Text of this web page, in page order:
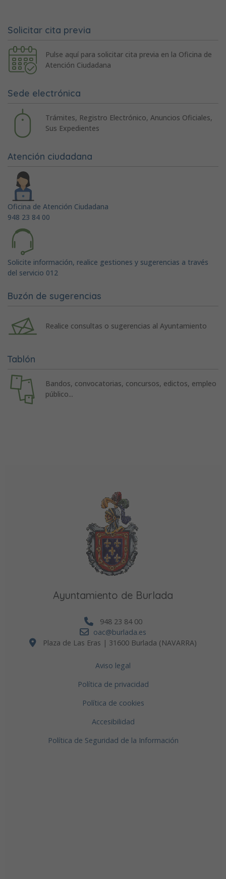
Solicitar cita previa
Pulse aquí para solicitar cita previa en la Oficina de
Atención Ciudadana
Sede electrónica
Trámites, Registro Electrónico, Anuncios Oficiales,
Sus Expedientes
Atención ciudadana
Oficina de Atención Ciudadana
948 23 84 00
Solicite información, realice gestiones y sugerencias a través
del servicio 012
Buzón de sugerencias
Realice consultas o sugerencias al Ayuntamiento
Tablón
Bandos, convocatorias, concursos, edictos, empleo
público...
Ayuntamiento de Burlada
948 23 84 00
oac@burlada.es
Plaza de Las Eras | 31600 Burlada (NAVARRA)
Aviso legal
Política de privacidad
Política de cookies
Accesibilidad
Política de Seguridad de la Información